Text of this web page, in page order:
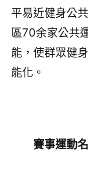
平易近健身公
區70余家公共
能，使群眾健
能化。
賽事運動